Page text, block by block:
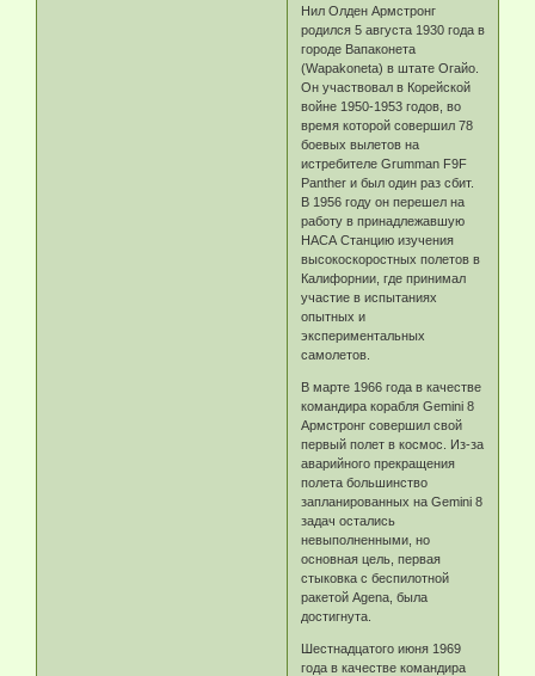
Нил Олден Армстронг
родился 5 августа 1930 года в
городе Вапаконета
(Wapakoneta) в штате Огайо.
Он участвовал в Корейской
войне 1950-1953 годов, во
время которой совершил 78
боевых вылетов на
истребителе Grumman F9F
Panther и был один раз сбит.
В 1956 году он перешел на
работу в принадлежавшую
НАСА Станцию изучения
высокоскоростных полетов в
Калифорнии, где принимал
участие в испытаниях
опытных и
экспериментальных
самолетов.
В марте 1966 года в качестве
командира корабля Gemini 8
Армстронг совершил свой
первый полет в космос. Из-за
аварийного прекращения
полета большинство
запланированных на Gemini 8
задач остались
невыполненными, но
основная цель, первая
стыковка с беспилотной
ракетой Agena, была
достигнута.
Шестнадцатого июня 1969
года в качестве командира